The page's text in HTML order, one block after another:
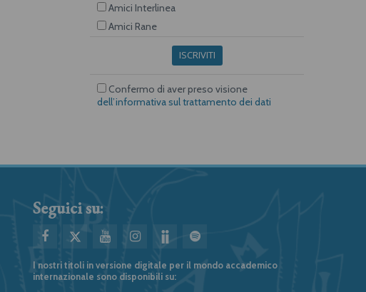
Amici Interlinea
Amici Rane
ISCRIVITI
Confermo di aver preso visione
dell’informativa sul trattamento dei dati
Seguici su:
I nostri titoli in versione digitale per il mondo accademico
internazionale sono disponibili su: